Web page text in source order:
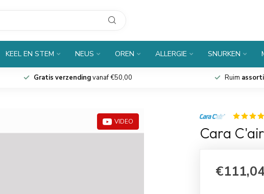
KEEL EN STEM NEUS OREN ALLERGIE SNURKEN
Gratis verzendingvanaf €50,00 Ruim
VIDEO
Cara